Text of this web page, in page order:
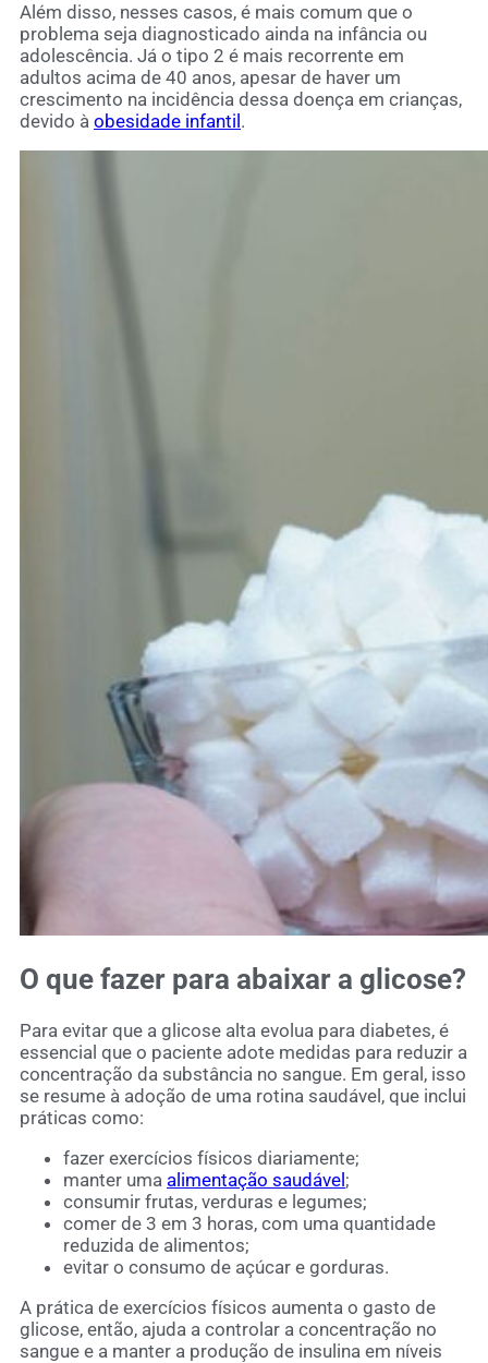
Além disso, nesses casos, é mais comum que o
problema seja diagnosticado ainda na infância ou
adolescência. Já o tipo 2 é mais recorrente em
adultos acima de 40 anos, apesar de haver um
crescimento na incidência dessa doença em crianças,
devido à obesidade infantil .
O que fazer para abaixar a glicose?
Para evitar que a glicose alta evolua para diabetes, é
essencial que o paciente adote medidas para reduzir a
concentração da substância no sangue. Em geral, isso
se resume à adoção de uma rotina saudável, que inclui
práticas como:
fazer exercícios físicos diariamente;
manter uma alimentação saudável;
consumir frutas, verduras e legumes;
comer de 3 em 3 horas, com uma quantidade
reduzida de alimentos;
evitar o consumo de açúcar e gorduras.
A prática de exercícios físicos aumenta o gasto de
glicose, então, ajuda a controlar a concentração no
sangue e a manter a produção de insulina em níveis